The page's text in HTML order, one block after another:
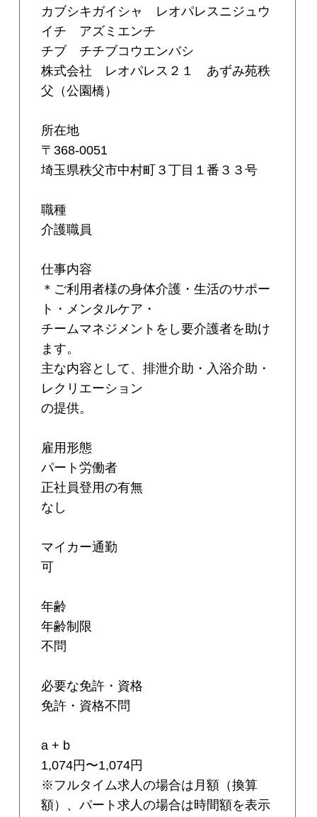
カブシキガイシャ レオパレスニジュウ
イチ アズミエンチ
チブ チチブコウエンバシ
株式会社 レオパレス２１ あずみ苑秩
父（公園橋）
所在地
〒368-0051
埼玉県秩父市中村町３丁目１番３３号
職種
介護職員
仕事内容
＊ご利用者様の身体介護・生活のサポー
ト・メンタルケア・
チームマネジメントをし要介護者を助け
ます。
主な内容として、排泄介助・入浴介助・
レクリエーション
の提供。
雇用形態
パート労働者
正社員登用の有無
なし
マイカー通勤
可
年齢
年齢制限
不問
必要な免許・資格
免許・資格不問
a + b
1,074円〜1,074円
※フルタイム求人の場合は月額（換算
額）、パート求人の場合は時間額を表示